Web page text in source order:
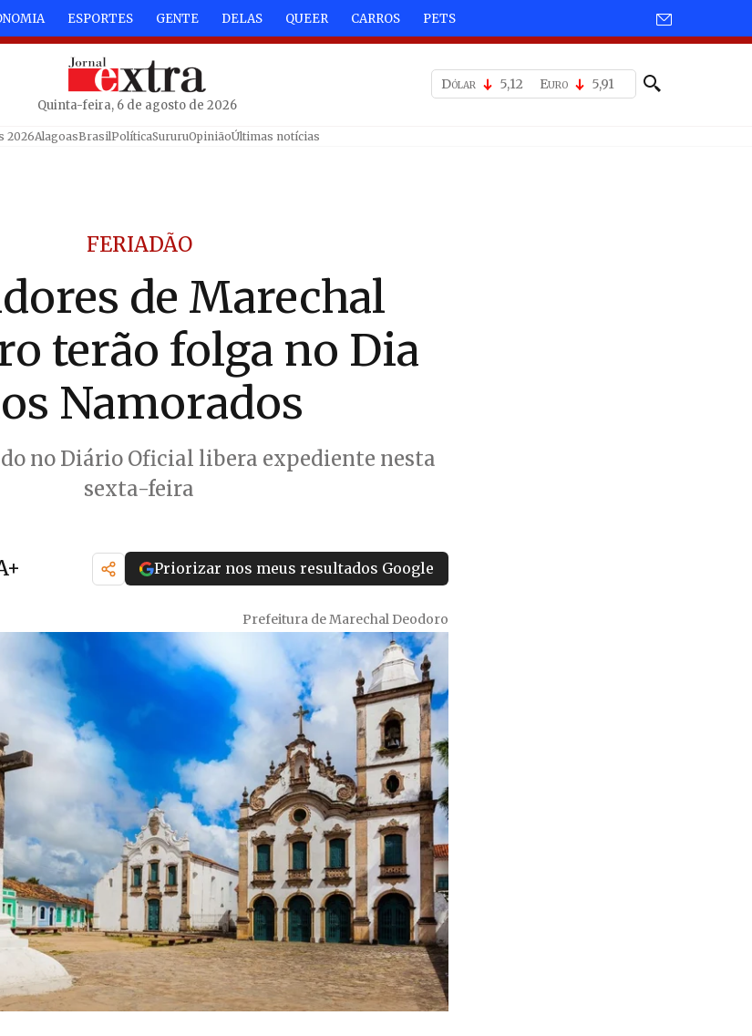
ESPORTES GENTE DELAS QUEER CARROS PETS
Quinta-feira, 6 de agosto de 2026
Dólar 5,12 Euro 5,91
2026AlagoasBrasilPolíticaSururuOpiniãoÚltimas notícias
FERIADÃO
de Marechal
terão folga no Dia
Namorados
no Diário Oficial libera expediente nesta
sexta-feira
Priorizar nos meus resultados Google
Prefeitura de Marechal Deodoro